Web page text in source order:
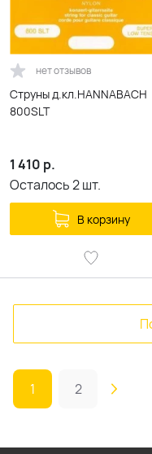
нет отзывов
Струны д.кл.HANNABACH
800SLT
1 410 р.
Осталось2шт.
В корзину
1 2